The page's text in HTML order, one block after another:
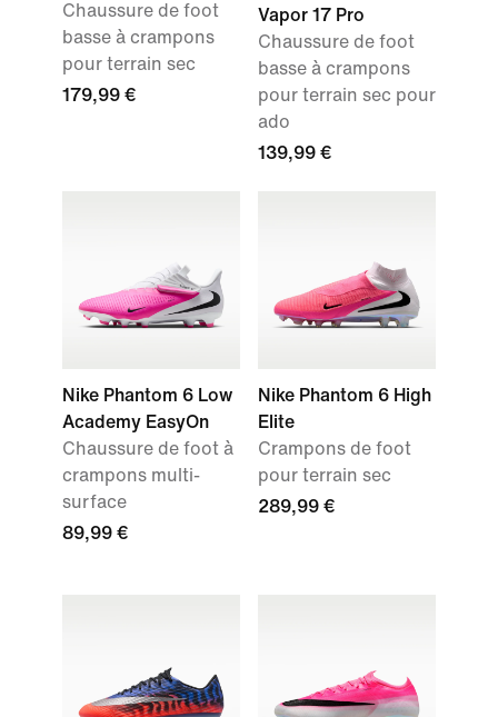
Chaussure de foot
basse à crampons
pour terrain sec
179,99 €
Vapor 17 Pro
Chaussure de foot
basse à crampons
pour terrain sec pour
ado
139,99 €
Nike Phantom 6 Low
Academy EasyOn
Chaussure de foot à
crampons multi-
surface
89,99 €
Nike Phantom 6 High
Elite
Crampons de foot
pour terrain sec
289,99 €